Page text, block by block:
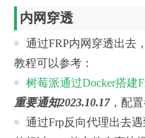
内网穿透
通过FRP内网穿透出去
教程可以参考：
树莓派通过Docker搭建
重要通知2023.10.17，配置
通过Frp反向代理出去